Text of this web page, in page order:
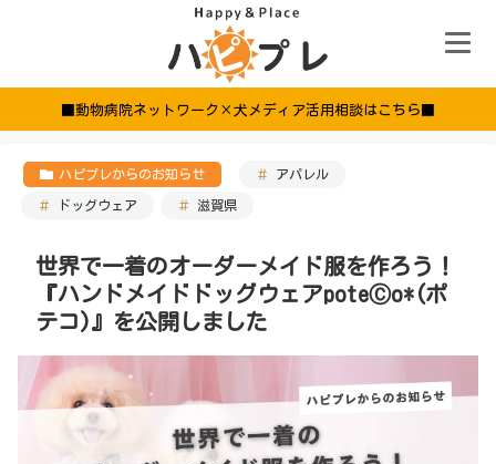
■動物病院ネットワーク×犬メディア活用相談はこちら■
ハピプレからのお知らせ アパレル
ドッグウェア 滋賀県
世界で一着のオーダーメイド服を作ろう！
『ハンドメイドドッグウェアpoteⒸo*(ポ
テコ)』を公開しました